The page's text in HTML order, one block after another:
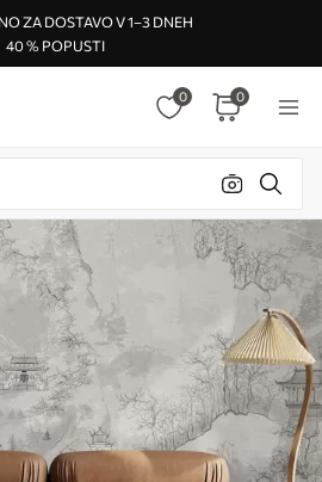
ZA DOSTAVO V 1–3 DNEH
40 % POPUSTI
0 0